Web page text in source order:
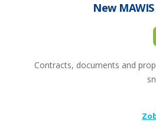
New
Contracts, documents and